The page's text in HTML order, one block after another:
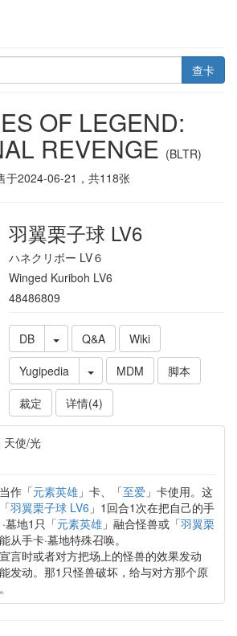
查卡
OF LEGEND:
REVENGE (BLTR)
于2024-06-21 ，共118张
羽翼栗子球 LV6
ハネクリボー LV６
Winged Kuriboh LV6
48486809
DB Q&A
Wiki
Yugipedia
MDM
脚本
裁定
详情(4)
天使/光
作「元素英雄」卡、「至爱」卡使用。这
羽翼栗子球 LV6 」1回合1次在把自己的手
墓地1只「元素英雄」融合怪兽或「羽翼栗
从手卡·墓地特殊召唤。
言时或者对方把场上的怪兽的效果发动
发动。那1只怪兽破坏，给与对方那个原